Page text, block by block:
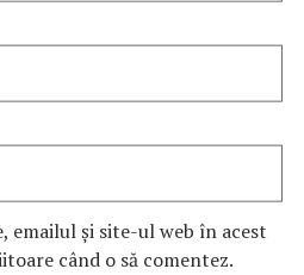
emailul și site-ul web în acest
când o să comentez.